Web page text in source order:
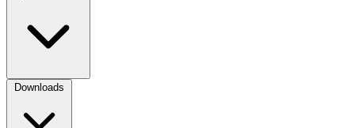
Downloads